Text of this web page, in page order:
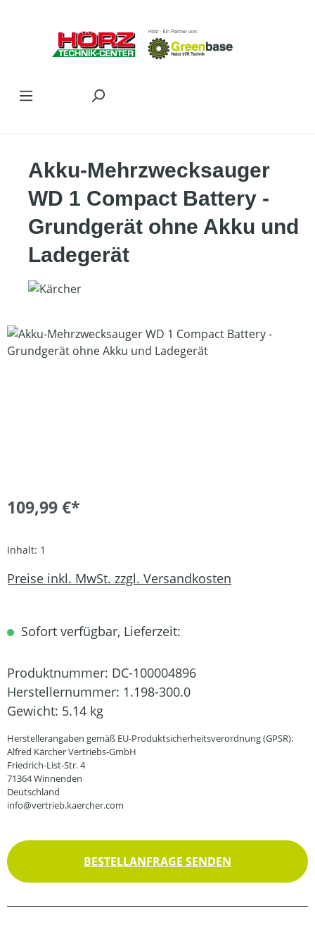
Akku-Mehrzwecksauger
WD 1 Compact Battery -
Grundgerät ohne Akku und
Ladegerät
Bildergalerie überspringen
109,99 €*
Inhalt: 1
Preise inkl. MwSt. zzgl. Versandkosten
Sofort verfügbar, Lieferzeit:
Produktnummer: DC-100004896
Herstellernummer: 1.198-300.0
Gewicht: 5.14 kg
Herstellerangaben gemäß EU-Produktsicherheitsverordnung (GPSR):
Alfred Kärcher Vertriebs-GmbH
Friedrich-List-Str. 4
71364 Winnenden
Deutschland
info@vertrieb.kaercher.com
BESTELLANFRAGE SENDEN